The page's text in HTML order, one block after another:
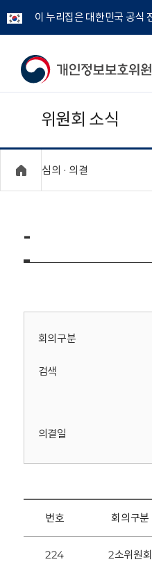
이 누리집은 대한민국 공식
개
보
보
위
회
위원회 소식
심의 · 의결
-
회의구분
검색
의결일
번호 회의구분
224 2소위원회